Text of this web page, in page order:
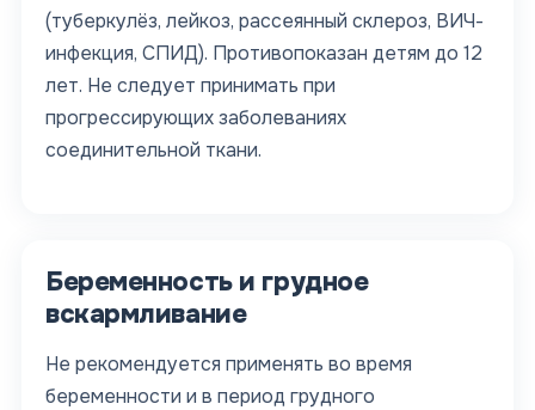
(туберкулёз, лейкоз, рассеянный склероз, ВИЧ-
инфекция, СПИД). Противопоказан детям до 12
лет. Не следует принимать при
прогрессирующих заболеваниях
соединительной ткани.
Беременность и грудное
вскармливание
Не рекомендуется применять во время
беременности и в период грудного